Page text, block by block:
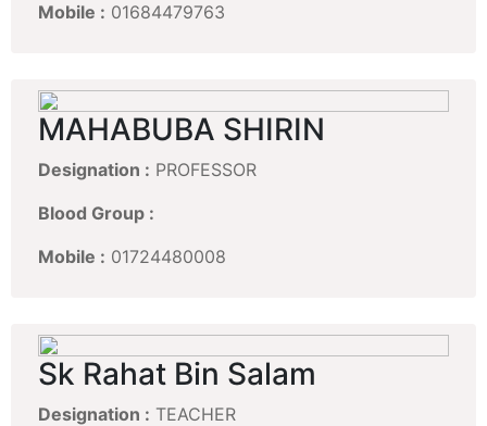
Mobile : 01684479763
MAHABUBA SHIRIN
Designation : PROFESSOR
Blood Group :
Mobile : 01724480008
Sk Rahat Bin Salam
Designation : TEACHER